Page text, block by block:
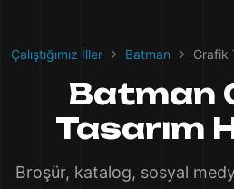
Çalıştığımız İller Batman Grafik
Batman
Tasarım
Broşür, katalog, sosyal